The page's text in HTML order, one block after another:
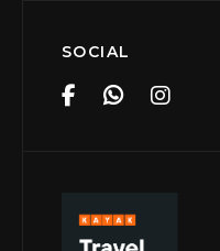
SOCIAL